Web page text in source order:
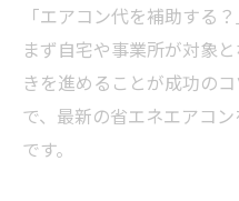
「エアコン代を補助する
まず自宅や事業所が対象
きを進めることが成功の
で、最新の省エネエアコ
です。